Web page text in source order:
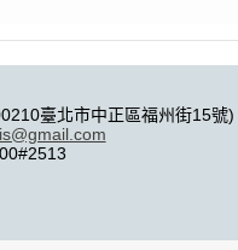
臺北市中正區福州街15號)